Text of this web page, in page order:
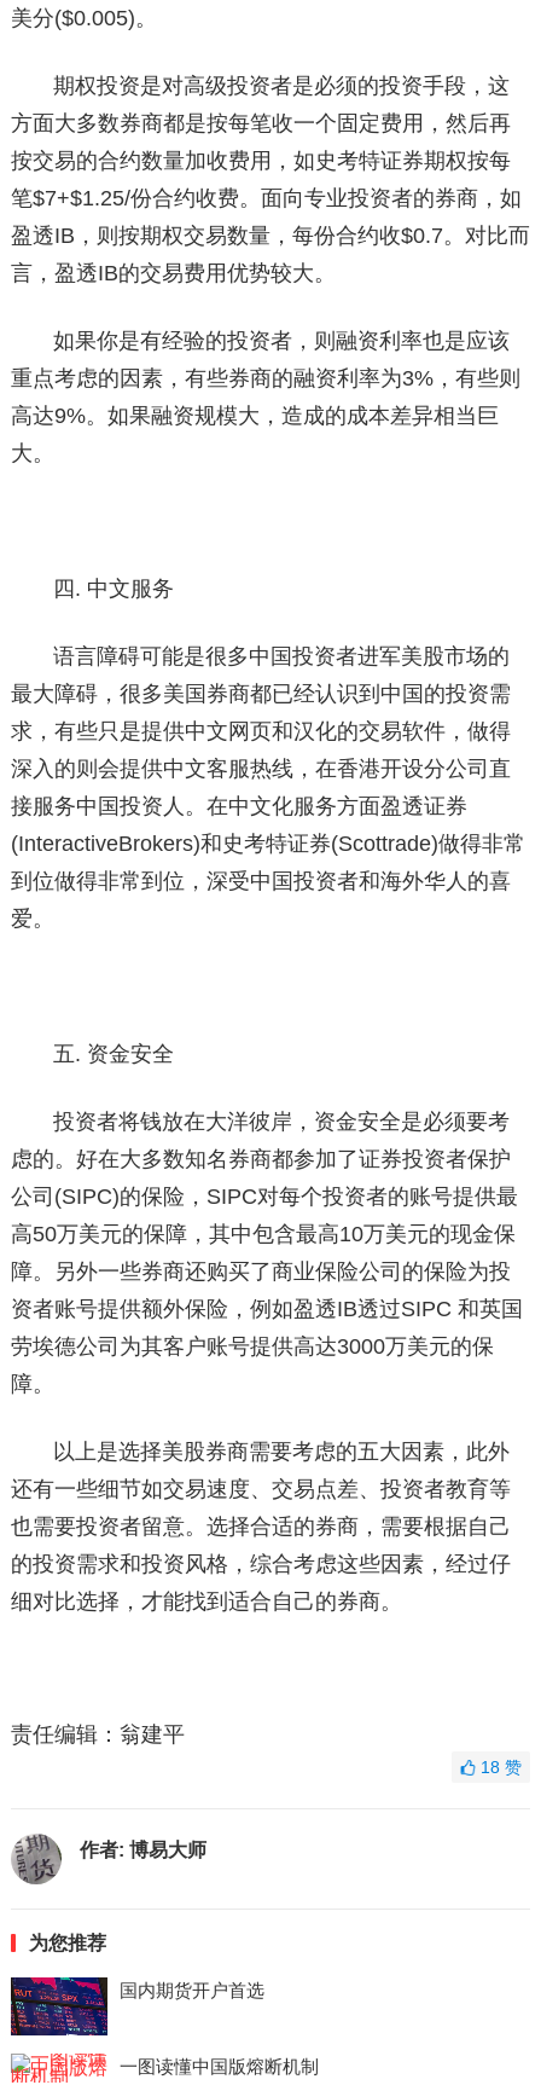
美分($0.005)。
期权投资是对高级投资者是必须的投资手段，这
方面大多数券商都是按每笔收一个固定费用，然后再
按交易的合约数量加收费用，如史考特证券期权按每
笔$7+$1.25/份合约收费。面向专业投资者的券商，如
盈透IB，则按期权交易数量，每份合约收$0.7。对比而
言，盈透IB的交易费用优势较大。
如果你是有经验的投资者，则融资利率也是应该
重点考虑的因素，有些券商的融资利率为3%，有些则
高达9%。如果融资规模大，造成的成本差异相当巨
大。
四. 中文服务
语言障碍可能是很多中国投资者进军美股市场的
最大障碍，很多美国券商都已经认识到中国的投资需
求，有些只是提供中文网页和汉化的交易软件，做得
深入的则会提供中文客服热线，在香港开设分公司直
接服务中国投资人。在中文化服务方面盈透证券
(InteractiveBrokers)和史考特证券(Scottrade)做得非常
到位做得非常到位，深受中国投资者和海外华人的喜
爱。
五. 资金安全
投资者将钱放在大洋彼岸，资金安全是必须要考
虑的。好在大多数知名券商都参加了证券投资者保护
公司(SIPC)的保险，SIPC对每个投资者的账号提供最
高50万美元的保障，其中包含最高10万美元的现金保
障。另外一些券商还购买了商业保险公司的保险为投
资者账号提供额外保险，例如盈透IB透过SIPC 和英国
劳埃德公司为其客户账号提供高达3000万美元的保
障。
以上是选择美股券商需要考虑的五大因素，此外
还有一些细节如交易速度、交易点差、投资者教育等
也需要投资者留意。选择合适的券商，需要根据自己
的投资需求和投资风格，综合考虑这些因素，经过仔
细对比选择，才能找到适合自己的券商。
责任编辑：翁建平
18赞
作者: 博易大师
为您推荐
国内期货开户首选
一图读懂中国版熔断机制